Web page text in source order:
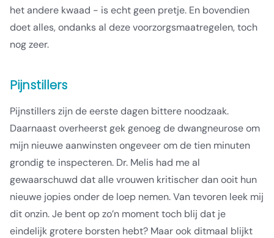
het andere kwaad - is echt geen pretje. En bovendien
doet alles, ondanks al deze voorzorgsmaatregelen, toch
nog zeer.
Pijnstillers
Pijnstillers zijn de eerste dagen bittere noodzaak.
Daarnaast overheerst gek genoeg de dwangneurose om
mijn nieuwe aanwinsten ongeveer om de tien minuten
grondig te inspecteren. Dr. Melis had me al
gewaarschuwd dat alle vrouwen kritischer dan ooit hun
nieuwe jopies onder de loep nemen. Van tevoren leek mij
dit onzin. Je bent op zo’n moment toch blij dat je
eindelijk grotere borsten hebt? Maar ook ditmaal blijkt